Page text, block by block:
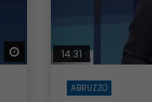
Guarda Dopo
14:31
ABRUZZO